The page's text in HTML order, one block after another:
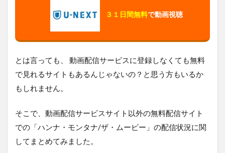
３１日間無料で動画視聴
とは言っても、 動画配信サービスに登録しなくても無料
で見れるサイトもあるんじゃないの？と思う方もいるか
もしれません。
そこで、動画配信サービスサイト以外の無料配信サイト
での「ハンナ・モンタナ/ザ・ムービー」の配信状況に関
してまとめてみました。